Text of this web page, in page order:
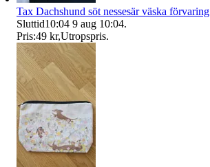
Tax Dachshund söt nessesär väska förvaring
Sluttid10:04 9 aug 10:04.
Pris:49 kr,Utropspris.